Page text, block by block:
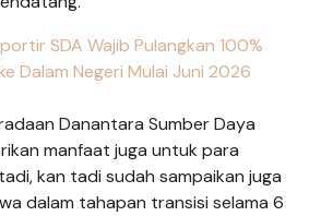
SDA Wajib Pulangkan 100%
Dalam Negeri Mulai Juni 2026
Danantara Sumber Daya
manfaat juga untuk para
kan tadi sudah sampaikan juga
dalam tahapan transisi selama 6